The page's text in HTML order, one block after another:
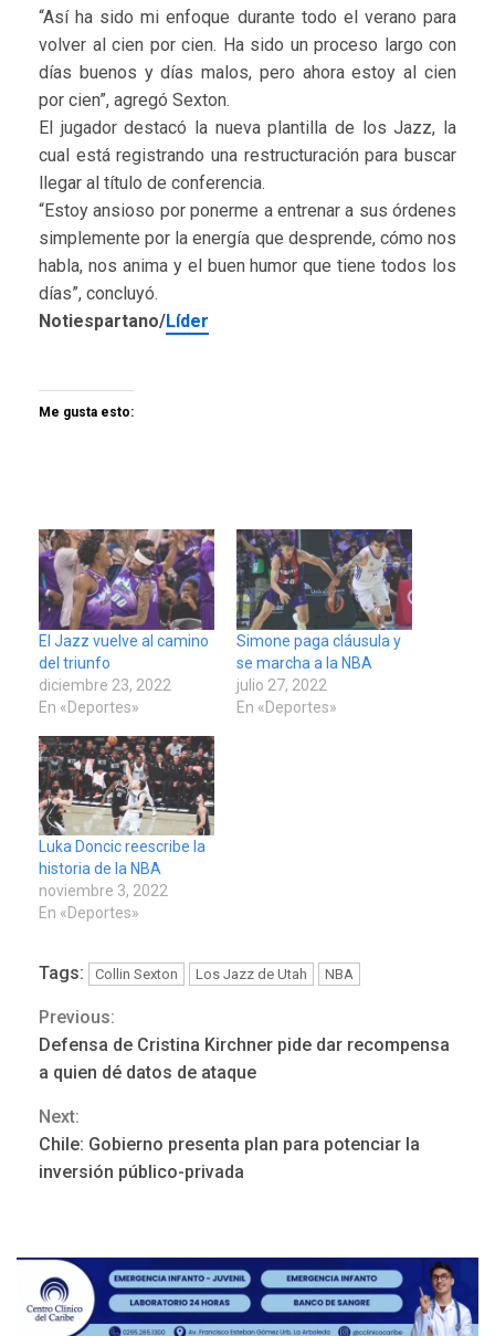
“Así ha sido mi enfoque durante todo el verano para
volver al cien por cien. Ha sido un proceso largo con
días buenos y días malos, pero ahora estoy al cien
por cien”, agregó Sexton.
El jugador destacó la nueva plantilla de los Jazz, la
cual está registrando una restructuración para buscar
llegar al título de conferencia.
“Estoy ansioso por ponerme a entrenar a sus órdenes
simplemente por la energía que desprende, cómo nos
habla, nos anima y el buen humor que tiene todos los
días”, concluyó.
Notiespartano/Líder
Me gusta esto:
El Jazz vuelve al camino
del triunfo
diciembre 23, 2022
En «Deportes»
Simone paga cláusula y
se marcha a la NBA
julio 27, 2022
En «Deportes»
Luka Doncic reescribe la
historia de la NBA
noviembre 3, 2022
En «Deportes»
Tags: Collin Sexton Los Jazz de Utah NBA
Continue
Reading
Previous:
Defensa de Cristina Kirchner pide dar recompensa
a quien dé datos de ataque
Next:
Chile: Gobierno presenta plan para potenciar la
inversión público-privada
REGIONALES
Mariño fortalece capacidad
gestión
REGIONALES ÚLTIMA HORA